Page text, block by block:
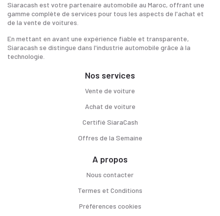
Siaracash est votre partenaire automobile au Maroc, offrant une
gamme complète de services pour tous les aspects de l'achat et
de la vente de voitures.
En mettant en avant une expérience fiable et transparente,
Siaracash se distingue dans l'industrie automobile grâce à la
technologie.
Nos services
Vente de voiture
Achat de voiture
Certifié SiaraCash
Offres de la Semaine
A propos
Nous contacter
Termes et Conditions
Préférences cookies